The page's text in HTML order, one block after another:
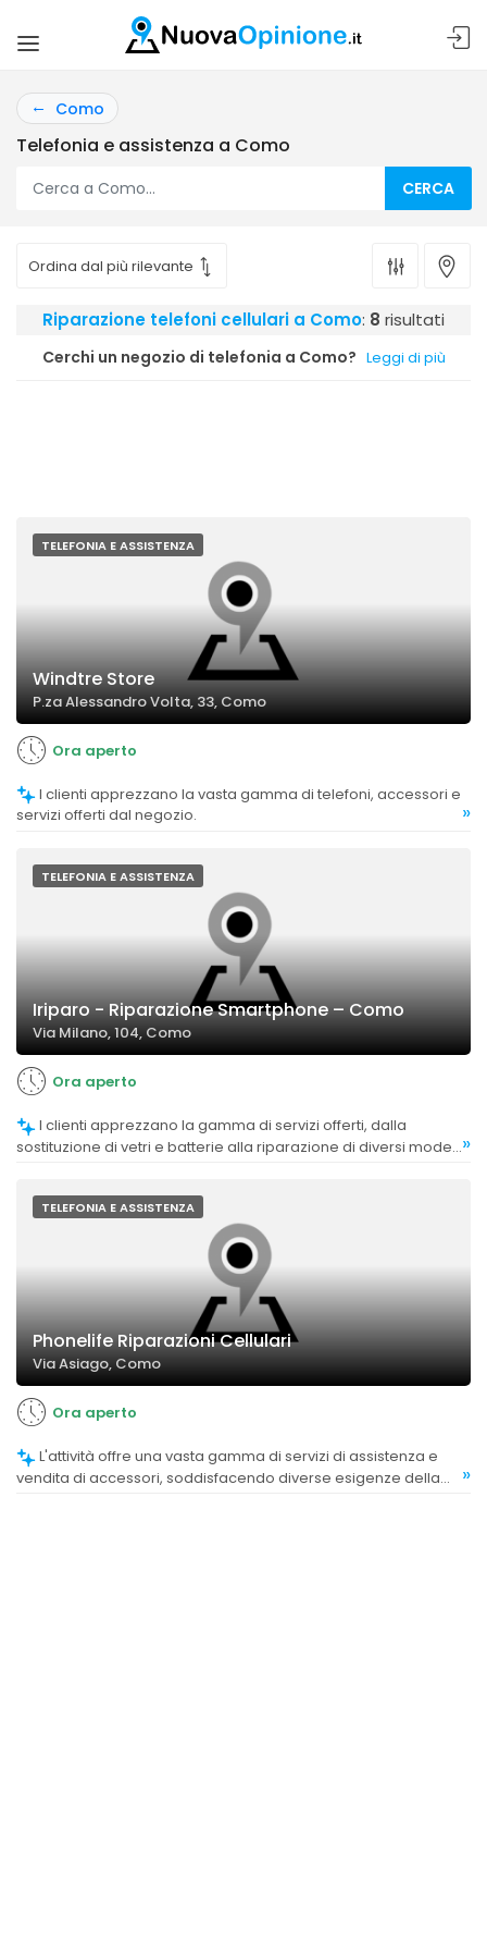
Como
Telefonia e assistenza a Como
CERCA
Riparazione telefoni cellulari a Como: 8 risultati
Cerchi un negozio di telefonia a Como? Leggi di più
TELEFONIA E ASSISTENZA
Windtre Store
P.za Alessandro Volta, 33, Como
Ora aperto
servizi offerti dal negozio.
»
TELEFONIA E ASSISTENZA
Iriparo - Riparazione Smartphone – Como
Via Milano, 104, Como
Ora aperto
sostituzione di vetri e batterie alla riparazione di diversi modelli»
TELEFONIA E ASSISTENZA
Phonelife Riparazioni Cellulari
Via Asiago, Como
Ora aperto
vendita di accessori, soddisfacendo diverse esigenze della
»